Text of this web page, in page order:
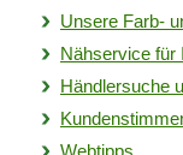
Unsere Farb-
Nähservice für
Händlersuche
Webtipps